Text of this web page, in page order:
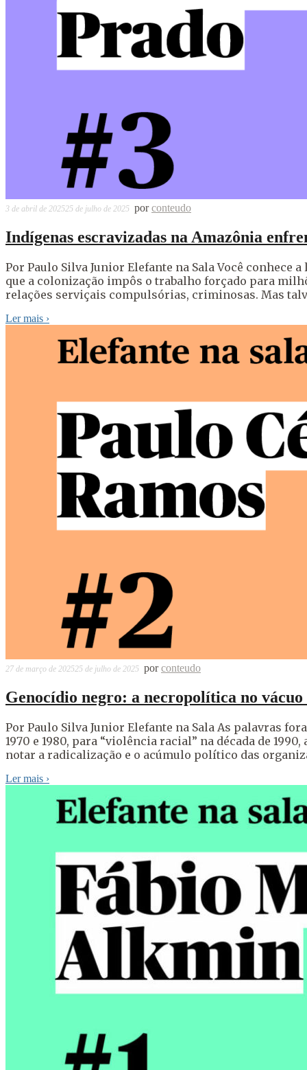
3 de abril de 202525 de julho de 2025 porconteudo
Indígenas escravizadas na Amazônia
Por Paulo Silva Junior Elefante na Sala Você
que a colonização impôs o trabalho forçado para
relações serviçais compulsórias, criminosas. Mas
Ler mais ›
27 de março de 202525 de julho de 2025 porconteudo
Genocídio negro: a necropolítica no vácuo
Por Paulo Silva Junior Elefante na Sala As palavras
1970 e 1980, para “violência racial” na década de
notar a radicalização e o acúmulo político das
Ler mais ›